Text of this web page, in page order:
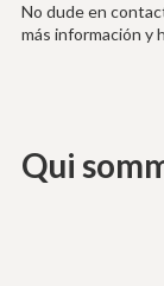
No dude en
más información y
Qui